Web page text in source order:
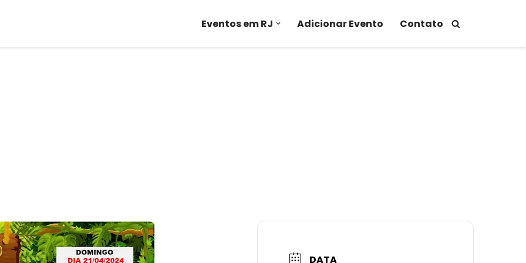
Eventos em RJ Adicionar Evento Contato
DATA